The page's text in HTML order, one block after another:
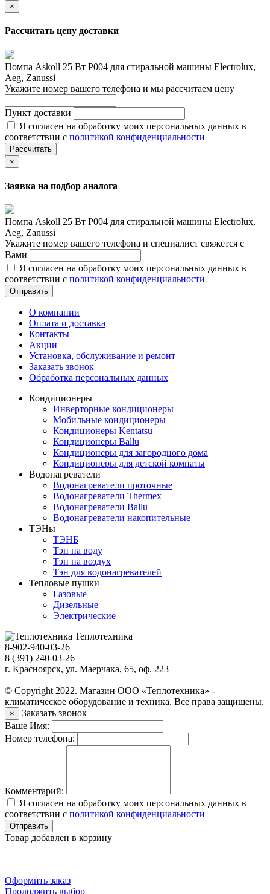
×
Рассчитать цену доставки
Помпа Askoll 25 Вт P004 для стиральной машины Electrolux,
Aeg, Zanussi
Укажите номер вашего телефона и мы рассчитаем цену
Пункт доставки
Я согласен на обработку моих персональных данных в
соответствии с политикой конфиденциальности
Рассчитать
×
Заявка на подбор аналога
Помпа Askoll 25 Вт P004 для стиральной машины Electrolux,
Aeg, Zanussi
Укажите номер вашего телефона и специалист свяжется с
Вами
Я согласен на обработку моих персональных данных в
соответствии с политикой конфиденциальности
Отправить
О компании
Оплата и доставка
Контакты
Акции
Установка, обслуживание и ремонт
Заказать звонок
Обработка персональных данных
Кондиционеры
Инверторные кондиционеры
Мобильные кондиционеры
Кондиционеры Kentatsu
Кондиционеры Ballu
Кондиционеры для загородного дома
Кондиционеры для детской комнаты
Водонагреватели
Водонагреватели проточные
Водонагреватели Thermex
Водонагреватели Ballu
Водонагреватели накопительные
ТЭНы
ТЭНБ
Тэн на воду
Тэн на воздух
Тэн для водонагревателей
Тепловые пушки
Газовые
Дизельные
Электрические
Теплотехника
8-902-940-03-26
8 (391) 240-03-26
г. Красноярск, ул. Маерчака, 65, оф. 223
© Copyright 2022. Магазин ООО «Теплотехника» -
климатическое оборудование и техника. Все права защищены.
×
Заказать звонок
Ваше Имя:
Номер телефона:
Комментарий:
Я согласен на обработку моих персональных данных в
соответствии с политикой конфиденциальности
Отправить
Товар добавлен в корзину
Оформить заказ
Продолжить выбор